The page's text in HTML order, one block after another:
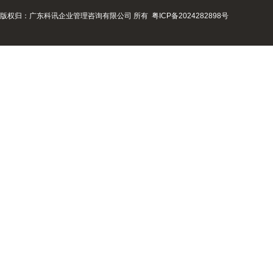
版权归：广东科讯企业管理咨询有限公司 所有 粤ICP备2024282898号